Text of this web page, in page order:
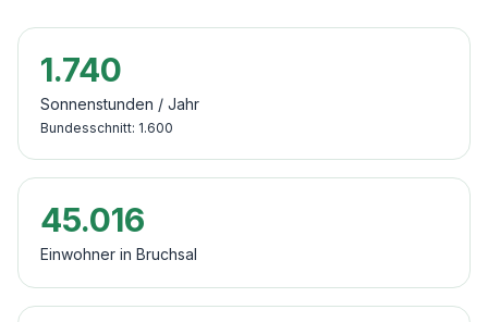
1.740
Sonnenstunden / Jahr
Bundesschnitt: 1.600
45.016
Einwohner in Bruchsal